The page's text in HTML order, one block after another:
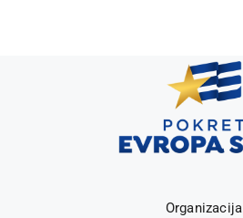
Organizacija